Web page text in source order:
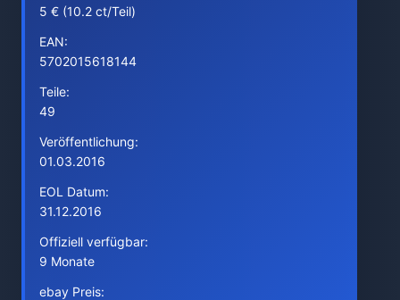
5 € (10.2 ct/Teil)
EAN:
5702015618144
Teile:
49
Veröffentlichung:
01.03.2016
EOL Datum:
31.12.2016
Offiziell verfügbar:
9 Monate
ebay Preis: